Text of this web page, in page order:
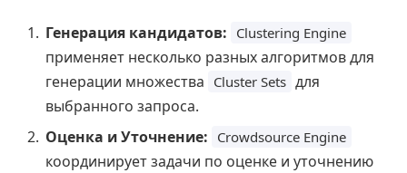
Генерация кандидатов: Clustering Engine
применяет несколько разных алгоритмов для
генерации множества Cluster Sets для
выбранного запроса.
Оценка и Уточнение: Crowdsource Engine
координирует задачи по оценке и уточнению